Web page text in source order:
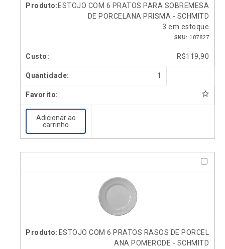
ESTOJO COM 6 PRATOS PARA SOBREMESA
DE PORCELANA PRISMA - SCHMITD
3 em estoque
SKU: 187827
R$119,90
1
Adicionar ao
carrinho
ESTOJO COM 6 PRATOS RASOS DE PORCEL
ANA POMERODE - SCHMITD